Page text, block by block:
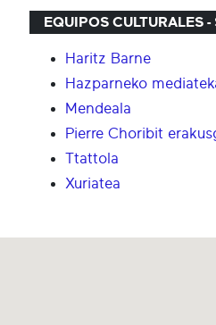
EQUIPOS CULTURALES
Haritz Barne
Hazparneko
Mendeala
Pierre Choribit
Ttattola
Xuriatea